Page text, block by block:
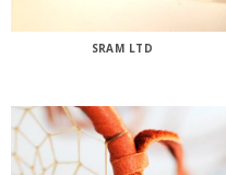
SRAM LTD